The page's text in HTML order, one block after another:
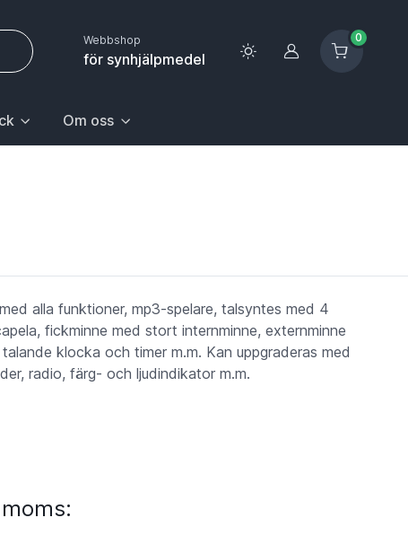
Webbshop
för synhjälpmedel Logga in
0
sida.
första posten: Gå till sida.
Hem & hushåll, välj första posten: Gå till sida.
med undermeny. För att gå till sidan Upptäck, välj första
Om oss
Huvudrubrik med undermeny. För att gå till sidan Om
alla funktioner, mp3-spelare, talsyntes med 4
fickminne med stort internminne, externminne
klocka och timer m.m. Kan uppgraderas med
radio, färg- och ljudindikator m.m.